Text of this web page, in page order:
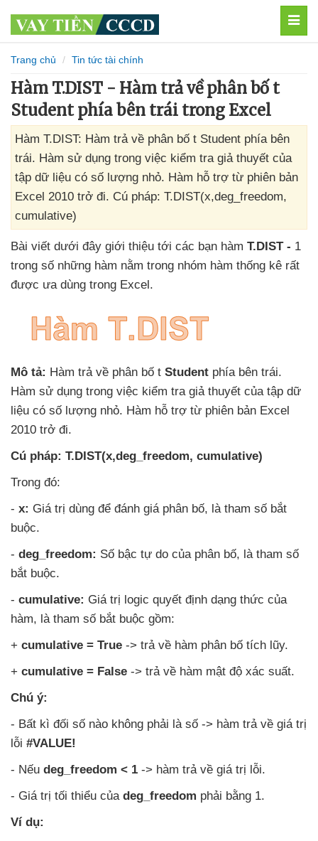
Trang chủ Tin tức tài chính
Hàm T.DIST - Hàm trả về phân bố t
Student phía bên trái trong Excel
Hàm T.DIST: Hàm trả về phân bố t Student phía bên
trái. Hàm sử dụng trong việc kiểm tra giả thuyết của
tập dữ liệu có số lượng nhỏ. Hàm hỗ trợ từ phiên bản
Excel 2010 trở đi. Cú pháp: T.DIST(x,deg_freedom,
cumulative)
Bài viết dưới đây giới thiệu tới các bạn hàm T.DIST - 1
trong số những hàm nằm trong nhóm hàm thống kê rất
được ưa dùng trong Excel.
Mô tả: Hàm trả về phân bố t Student phía bên trái.
Hàm sử dụng trong việc kiểm tra giả thuyết của tập dữ
liệu có số lượng nhỏ. Hàm hỗ trợ từ phiên bản Excel
2010 trở đi.
Cú pháp: T.DIST(x,deg_freedom, cumulative)
Trong đó:
- x: Giá trị dùng để đánh giá phân bố, là tham số bắt
buộc.
- deg_freedom: Số bậc tự do của phân bố, là tham số
bắt buộc.
- cumulative: Giá trị logic quyết định dạng thức của
hàm, là tham số bắt buộc gồm:
+ cumulative = True -> trả về hàm phân bố tích lũy.
+ cumulative = False -> trả về hàm mật độ xác suất.
Chú ý:
- Bất kì đối số nào không phải là số -> hàm trả về giá trị
lỗi #VALUE!
- Nếu deg_freedom < 1 -> hàm trả về giá trị lỗi.
- Giá trị tối thiểu của deg_freedom phải bằng 1.
Ví dụ: